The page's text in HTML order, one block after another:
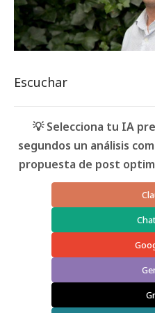
Escuchar
💡 Selecciona tu IA
segundos un análisis
propuesta de post